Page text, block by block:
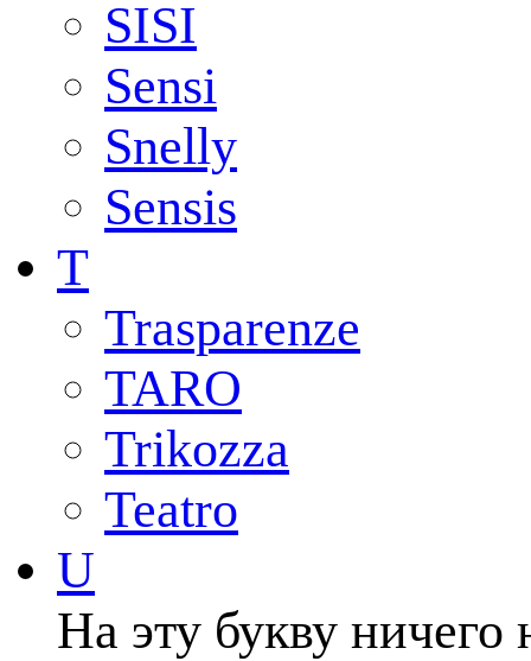
SISI
Sensi
Snelly
Sensis
T
Trasparenze
TARO
Trikozza
Teatro
U
На эту букву ничего